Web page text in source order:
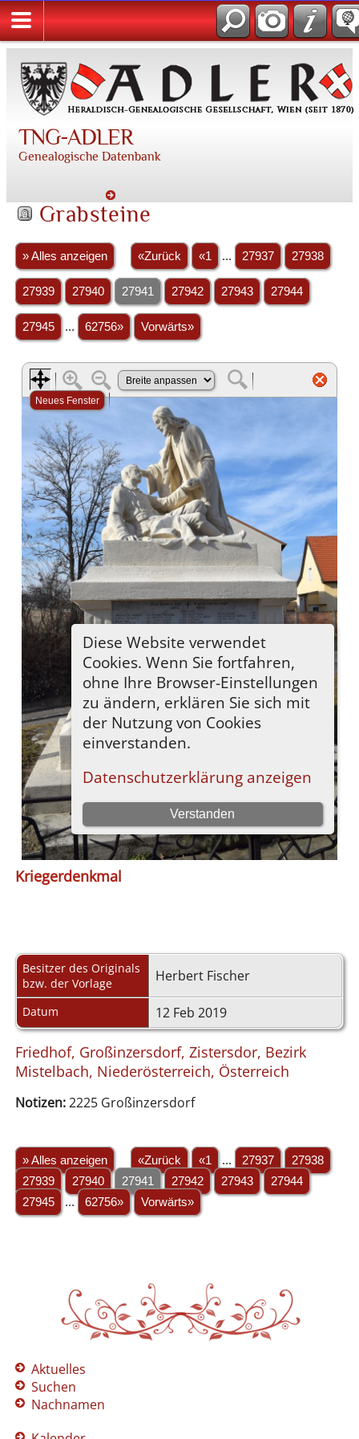
TNG-ADLER
Genealogische Datenbank
Grabsteine
» Alles anzeigen «Zurück «1 ... 27937 27938
27939 27940 27941 27942 27943 27944
27945 ... 62756» Vorwärts»
Kriegerdenkmal
Besitzer des Originals
bzw. der Vorlage
Herbert Fischer
Datum 12 Feb 2019
Friedhof, Großinzersdorf, Zistersdor, Bezirk
Mistelbach, Niederösterreich, Österreich
Notizen:2225 Großinzersdorf
» Alles anzeigen «Zurück «1 ... 27937
27938
27939
27940 27941 27942 27943
27944
27945
... 62756» Vorwärts»
Aktuelles
Suchen
Nachnamen